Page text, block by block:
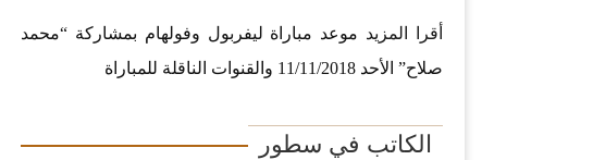
أقرا المزيد موعد مباراة ليفربول وفولهام بمشاركة “محمد
صلاح” الأحد 11/11/2018 والقنوات الناقلة للمباراة
الكاتب في سطور